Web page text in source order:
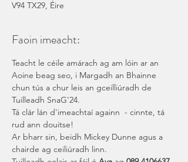
V94 TX29, Éire
Faoin imeacht:
Teacht le céile amárach ag am lóin ar an
Aoine beag seo, i Margadh an Bhainne
chun tús a chur leis an gceilliúradh de
Tuilleadh SnaG'24.
Tá clár lán d'imeachtaí againn  - cinnte, tá
rud ann douitse!
Ar bharr sin, beidh Mickey Dunne agus a
chairde ag ceiliúradh linn.